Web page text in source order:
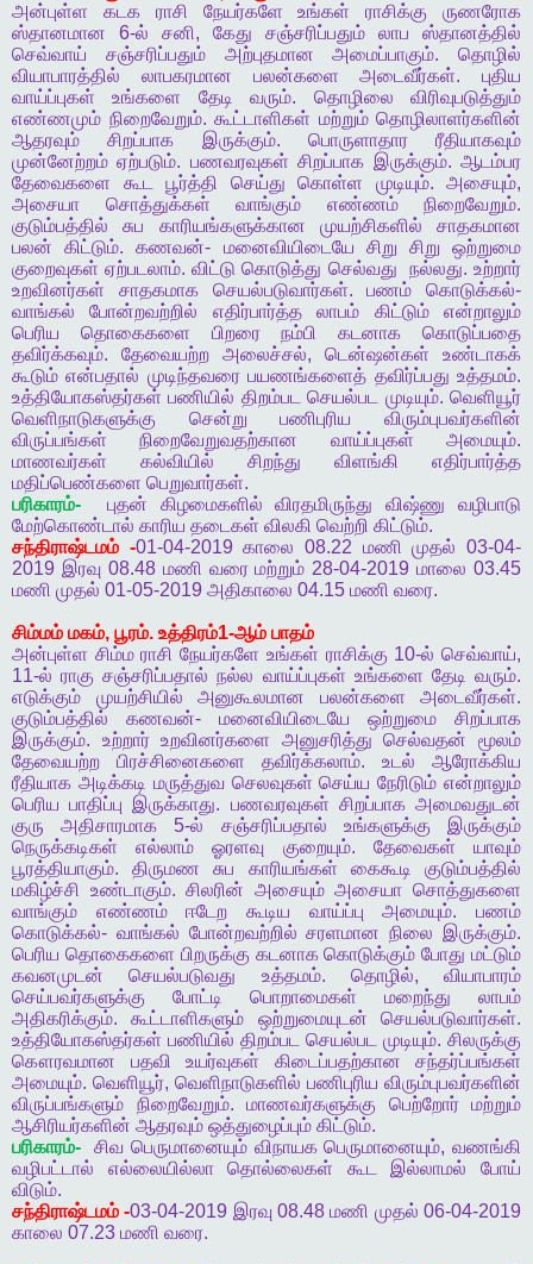
அன்புள்ள
கடக ராசி நேயர்களே உங்கள் ராசிக்கு
ருணரோக
ஸ்தானமான 6-ல் சனி, கேது சஞ்சரிப்பதும் லாப
ஸ்தானத்தில்
செவ்வாய்
சஞ்சரிப்பதும் அற்புதமான அமைப்பாகும். தொழில்
வியாபாரத்தில்
லாபகரமான பலன்களை அடைவீர்கள். புதிய
வாய்ப்புகள்
உங்களை தேடி வரும். தொழிலை
விரிவுபடுத்தும்
எண்ணமும் நிறைவேறும். கூட்டாளிகள் மற்றும் தொழிலாளர்களின்
ஆதரவும்
சிறப்பாக இருக்கும். பொருளாதார
ரீதியாகவும்
முன்னேற்றம் ஏற்படும். பணவரவுகள் சிறப்பாக இருக்கும்.ஆடம்பர
தேவைகளை
கூட பூர்த்தி செய்து கொள்ள முடியும். அசையும்,
அசையா
சொத்துக்கள் வாங்கும் எண்ணம் நிறைவேறும்.
குடும்பத்தில்
சுப காரியங்களுக்கான முயற்சிகளில்
சாதகமான
பலன்
கிட்டும்.கணவன்- மனைவியிடையே சிறு சிறு
ஒற்றுமை
குறைவுகள் ஏற்படலாம்.விட்டு கொடுத்து செல்வது நல்லது.உற்றார்
உறவினர்கள்
சாதகமாக செயல்படுவார்கள்.பணம் கொடுக்கல்-
வாங்கல்
போன்றவற்றில் எதிர்பார்த்த லாபம் கிட்டும்
என்றாலும்
பெரிய
தொகைகளை பிறரை நம்பி கடனாக
கொடுப்பதை
தவிர்க்கவும். தேவையற்ற அலைச்சல், டென்ஷன்கள்
உண்டாகக்
கூடும் என்பதால் முடிந்தவரை பயணங்களைத் தவிர்ப்பது உத்தமம்.
உத்தியோகஸ்தர்கள் பணியில் திறம்பட செயல்பட முடியும்.வெளியூர்
வெளிநாடுகளுக்கு
சென்று பணிபுரிய
விரும்புபவர்களின்
விருப்பங்கள்
நிறைவேறுவதற்கான வாய்ப்புகள் அமையும்.
மாணவர்கள்
கல்வியில் சிறந்து விளங்கி
எதிர்பார்த்த
மதிப்பெண்களை பெறுவார்கள்.
பரிகாரம்- புதன் கிழமைகளில் விரதமிருந்து விஷ்ணு
வழிபாடு
மேற்கொண்டால் காரிய தடைகள் விலகி வெற்றி கிட்டும்.
சந்திராஷ்டமம் -01-04-2019காலை 08.22 மணி முதல் 03-04-
2019 இரவு 08.48 மணி வரை மற்றும் 28-04-2019மாலை 03.45
மணி முதல் 01-05-2019 அதிகாலை 04.15 மணி வரை.
சிம்மம் மகம், பூரம். உத்திரம்1-ஆம் பாதம்
அன்புள்ள சிம்ம ராசி நேயர்களே உங்கள் ராசிக்கு 10-ல் செவ்வாய்,
11-ல் ராகு சஞ்சரிப்பதால் நல்ல வாய்ப்புகள் உங்களை தேடி வரும்.
எடுக்கும்
முயற்சியில் அனுகூலமான பலன்களை அடைவீர்கள்.
குடும்பத்தில்
கணவன்- மனைவியிடையே ஒற்றுமை
சிறப்பாக
இருக்கும். உற்றார் உறவினர்களை அனுசரித்து செல்வதன்
மூலம்
தேவையற்ற
பிரச்சினைகளை தவிர்க்கலாம். உடல்
ஆரோக்கிய
ரீதியாக அடிக்கடி மருத்துவ செலவுகள் செய்ய நேரிடும் என்றாலும்
பெரிய பாதிப்பு இருக்காது. பணவரவுகள் சிறப்பாக அமைவதுடன்
குரு
அதிசாரமாக 5-ல் சஞ்சரிப்பதால் உங்களுக்கு
இருக்கும்
நெருக்கடிகள்
எல்லாம் ஓரளவு குறையும். தேவைகள்
யாவும்
பூரத்தியாகும்.திருமண சுப காரியங்கள் கைகூடி
குடும்பத்தில்
மகிழ்ச்சி
உண்டாகும்.சிலரின் அசையும் அசையா சொத்துகளை
வாங்கும்
எண்ணம் ஈடேற கூடிய வாய்ப்பு அமையும்.பணம்
கொடுக்கல்- வாங்கல் போன்றவற்றில் சரளமான நிலை இருக்கும்.
பெரிய தொகைகளை பிறருக்கு கடனாக கொடுக்கும் போது மட்டும்
கவனமுடன்
செயல்படுவது உத்தமம். தொழில், வியாபாரம்
செய்பவர்களுக்கு
போட்டி பொறாமைகள் மறைந்து
லாபம்
அதிகரிக்கும்.கூட்டாளிகளும் ஒற்றுமையுடன் செயல்படுவார்கள்.
உத்தியோகஸ்தர்கள் பணியில் திறம்பட செயல்பட முடியும். சிலருக்கு
கௌரவமான
பதவி உயர்வுகள் கிடைப்பதற்கான
சந்தர்ப்பங்கள்
அமையும். வெளியூர், வெளிநாடுகளில் பணிபுரிய விரும்புபவர்களின்
விருப்பங்களும்
நிறைவேறும். மாணவர்களுக்கு பெற்றோர்
மற்றும்
ஆசிரியர்களின் ஆதரவும் ஒத்துழைப்பும் கிட்டும்.
பரிகாரம்- சிவ பெருமானையும் விநாயக பெருமானையும்,வணங்கி
வழிபட்டால்
எல்லையில்லா தொல்லைகள் கூட இல்லாமல்
போய்
விடும்.
சந்திராஷ்டமம் -03-04-2019 இரவு 08.48மணி முதல் 06-04-2019
காலை 07.23 மணி வரை.